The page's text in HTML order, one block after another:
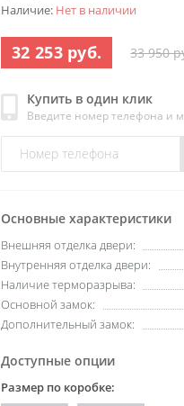
Наличие: Нет в наличии
32 253 руб. 33 950
Купить в один клик
Введите номер телефона и
Основные характеристики
Внешняя отделка двери:
Внутренняя отделка двери:
Наличие терморазрыва:
Основной замок:
Дополнительный замок:
Доступные опции
Размер по коробке: